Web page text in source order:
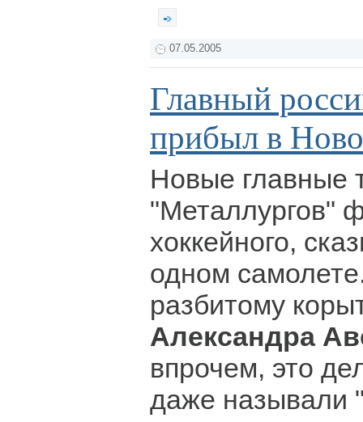
07.05.2005
Главный
прибыл в
Новые главные
"Металлургов"
хоккейного,
одном
разбитому
Александра
впрочем, это
даже называли